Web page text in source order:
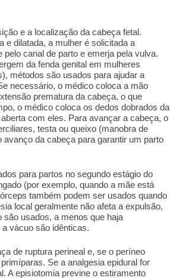
e a localização da cabeça fetal.
e dilatada, a mulher é solicitada a
canal de parto e emerja pela vulva.
da fenda genital em mulheres
métodos são usados para ajudar a
necessário, o médico coloca a mão
prematura da cabeça, o que
o médico coloca os dedos dobrados da
com eles. Para avançar a cabeça, o
testa ou queixo (manobra de
da cabeça para garantir um parto
para partos no segundo estágio do
(por exemplo, quando a mãe está
também podem ser usados quando
local geralmente não afeta a expulsão,
são usados, a menos que haja
vácuo são idênticas.
de ruptura perineal e, se o períneo
Se a analgesia epidural for
A episiotomia previne o estiramento